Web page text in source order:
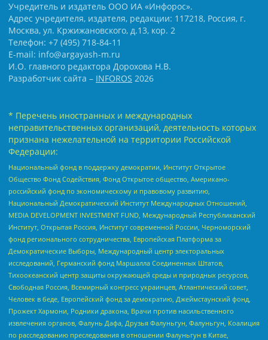
Учредитель и издатель ООО ИА «Инфорос».
Адрес учредителя, издателя, редакции: 117218, Россия, г.
Москва, ул. Кржижановского, д.13, кор. 2
Телефон: +7 (495) 718-84-11
E-mail: info@argayash-m.ru
И.О. главного редактора Дорохова Н.В.
Разработчик сайта – INFOROS 2026
* Перечень иностранных и международных
неправительственных организаций, деятельность которых
признана нежелательной на территории Российской
Федерации:
Национальный фонд в поддержку демократии, Институт Открытое
Общество Фонд Содействия, Фонд Открытое общество, Американо-
российский фонд по экономическому и правовому развитию,
Национальный Демократический Институт Международных Отношений,
MEDIA DEVELOPMENT INVESTMENT FUND, Международный Республиканский
Институт, Открытая Россия, Институт современной России, Черноморский
фонд регионального сотрудничества, Европейская Платформа за
Демократические Выборы, Международный центр электоральных
исследований, Германский фонд Маршалла Соединенных Штатов,
Тихоокеанский центр защиты окружающей среды и природных ресурсов,
Свободная Россия, Всемирный конгресс украинцев, Атлантический совет,
Человек в беде, Европейский фонд за демократию, Джеймстаунский фонд,
Прожект Хармони, Родники дракона, Врачи против насильственного
извлечения органов, Фалунь Дафа, Друзья Фалуньгун, Фалуньгун, Коалиция
по расследованию преследования в отношении Фалуньгун в Китае,